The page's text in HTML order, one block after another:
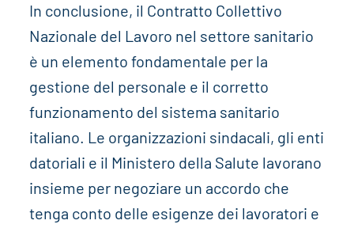
In conclusione, il Contratto Collettivo
Nazionale del Lavoro nel settore sanitario
è un elemento fondamentale per la
gestione del personale e il corretto
funzionamento del sistema sanitario
italiano. Le organizzazioni sindacali, gli enti
datoriali e il Ministero della Salute lavorano
insieme per negoziare un accordo che
tenga conto delle esigenze dei lavoratori e